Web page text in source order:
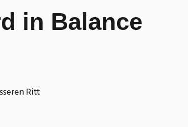
in Balance
Ritt